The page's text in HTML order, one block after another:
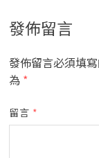
發佈留言
發佈留言必須填
為 *
留言 *